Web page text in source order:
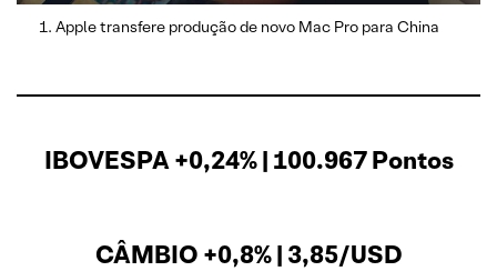
Apple transfere produção de novo Mac Pro para China
IBOVESPA +0,24% | 100.967 Pontos
CÂMBIO +0,8% | 3,85/USD